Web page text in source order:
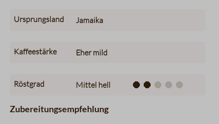
Ursprungsland Jamaika
Kaffeestärke Eher mild
Röstgrad Mittel hell
Zubereitungsempfehlung